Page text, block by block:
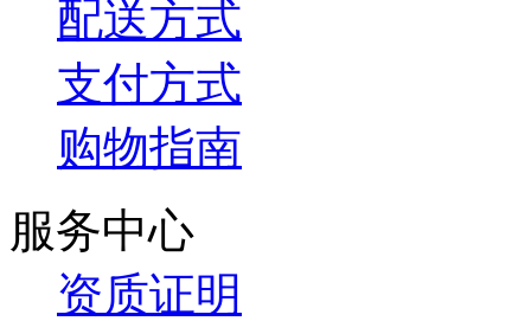
配送方式
支付方式
购物指南
服务中心
资质证明